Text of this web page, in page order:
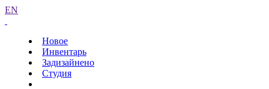
EN
Новое
Инвентарь
Задизайнено
Студия